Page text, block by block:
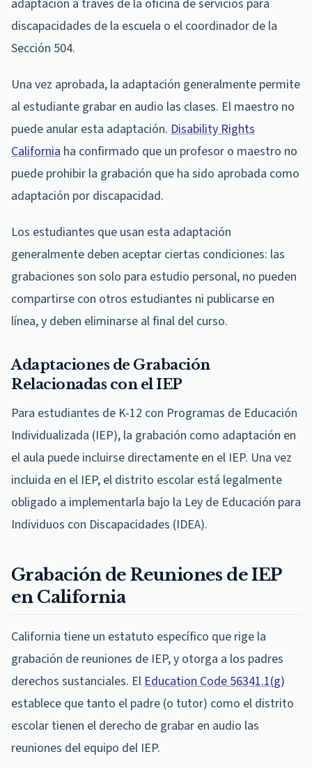
adaptación a través de la oficina de servicios para
discapacidades de la escuela o el coordinador de la
Sección 504.
Una vez aprobada, la adaptación generalmente permite
al estudiante grabar en audio las clases. El maestro no
puede anular esta adaptación. Disability Rights
California ha confirmado que un profesor o maestro no
puede prohibir la grabación que ha sido aprobada como
adaptación por discapacidad.
Los estudiantes que usan esta adaptación
generalmente deben aceptar ciertas condiciones: las
grabaciones son solo para estudio personal, no pueden
compartirse con otros estudiantes ni publicarse en
línea, y deben eliminarse al final del curso.
Adaptaciones de Grabación
Relacionadas con el IEP
Para estudiantes de K-12 con Programas de Educación
Individualizada (IEP), la grabación como adaptación en
el aula puede incluirse directamente en el IEP. Una vez
incluida en el IEP, el distrito escolar está legalmente
obligado a implementarla bajo la Ley de Educación para
Individuos con Discapacidades (IDEA).
Grabación de Reuniones de IEP
en California
California tiene un estatuto específico que rige la
grabación de reuniones de IEP, y otorga a los padres
derechos sustanciales. El Education Code 56341.1(g)
establece que tanto el padre (o tutor) como el distrito
escolar tienen el derecho de grabar en audio las
reuniones del equipo del IEP.